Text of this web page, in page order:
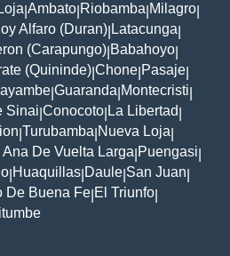
Loja Ambato Riobamba Milagro
Alfaro (Duran) Latacunga
(Carapungo) Babahoyo
(Quininde) Chone Pasaje
Guaranda Montecristi
Sinai Conocoto La Libertad
Turubamba Nueva Loja
Ana De Vuelta Larga Puengasi
Huaquillas Daule San Juan
De Buena Fe El Triunfo